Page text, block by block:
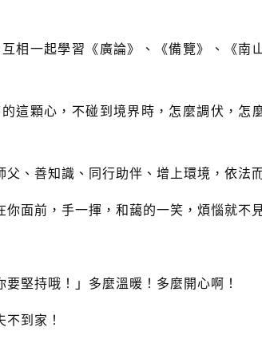
相一起學習《廣論》、《備覽》、《南
這顆心，不碰到境界時，怎麼調伏，
、善知識、同行助伴、增上環境，依法
面前，手一揮，和藹的一笑，煩惱就不
堅持哦！」多麼溫暖！多麼開心啊！
到家！